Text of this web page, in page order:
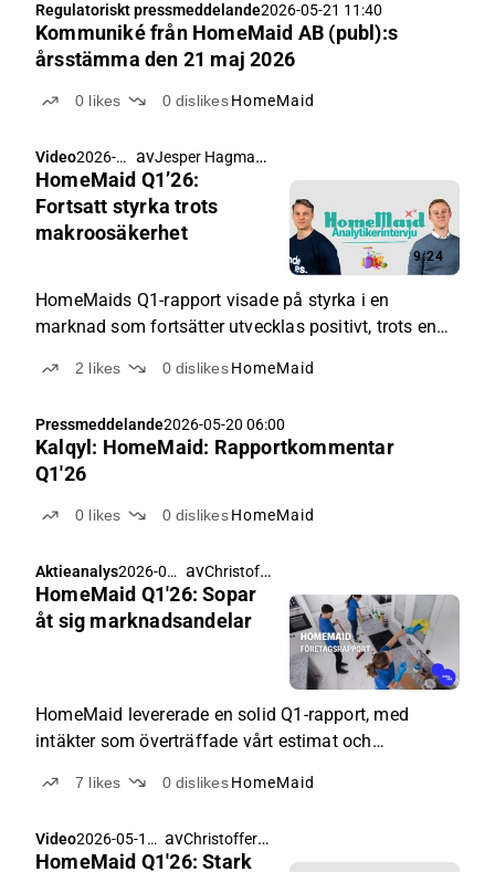
Regulatoriskt pressmeddelande2026-05-21 11:40
Kommuniké från HomeMaid AB (publ):s
årsstämma den 21 maj 2026
0 likes 0 dislikes HomeMaid
9:24
Video2026-
05-20
09:23
av Jesper Hagman,
HomeMaid Q1’26:
Fortsatt styrka trots
makroosäkerhet
HomeMaids Q1-rapport visade på styrka i en
marknad som fortsätter utvecklas positivt, trots en
2 likes 0 dislikes HomeMaid
Pressmeddelande2026-05-20 06:00
Kalqyl: HomeMaid: Rapportkommentar
Q1'26
0 likes 0 dislikes HomeMaid
Aktieanalys2026-05-
19 06:24
av Christoffer Jennel
HomeMaid Q1'26: Sopar
åt sig marknadsandelar
HomeMaid levererade en solid Q1-rapport, med
intäkter som överträffade vårt estimat och
något under våra förväntningar.
7 likes 0 dislikes HomeMaid
Video2026-05-18
10:59
av Christoffer Jennel
HomeMaid Q1'26: Stark